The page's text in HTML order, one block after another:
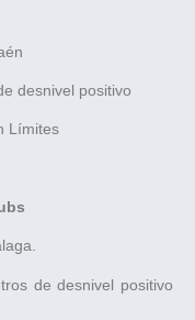
desnivel positivo
Límites
de desnivel positivo